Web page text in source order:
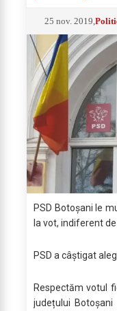
25 nov. 2019 ,
PSD Botoșani le
la vot, indiferent
PSD a câștigat
Respectăm votul
județului